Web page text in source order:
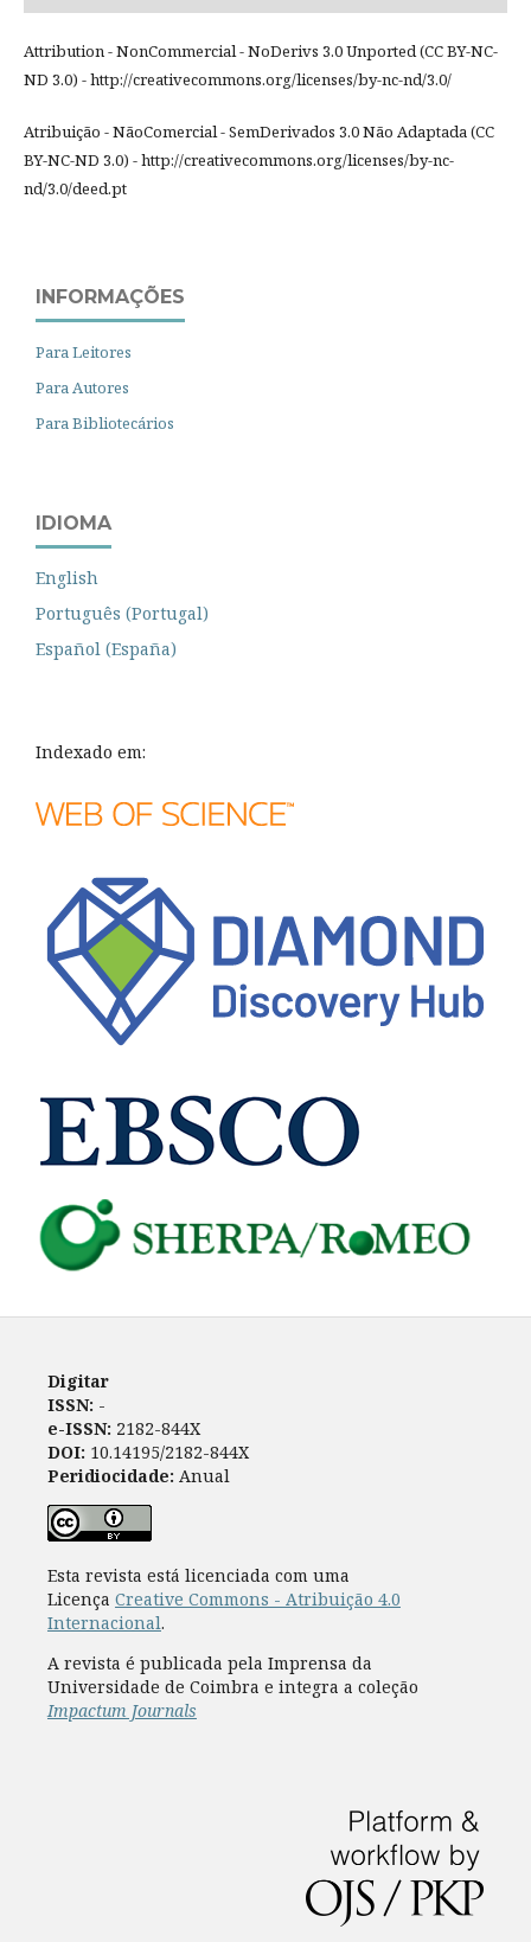
Attribution - NonCommercial - NoDerivs 3.0 Unported (CC BY-NC-
ND 3.0) - http://creativecommons.org/licenses/by-nc-nd/3.0/
Atribuição - NãoComercial - SemDerivados 3.0 Não Adaptada (CC
BY-NC-ND 3.0) - http://creativecommons.org/licenses/by-nc-
nd/3.0/deed.pt
INFORMAÇÕES
Para Leitores
Para Autores
Para Bibliotecários
IDIOMA
English
Português (Portugal)
Español (España)
Indexado em:
Digitar
ISSN: -
e-ISSN: 2182-844X
DOI: 10.14195/2182-844X
Peridiocidade: Anual
Esta revista está licenciada com uma
Licença Creative Commons - Atribuição 4.0
Internacional.
A revista é publicada pela Imprensa da
Universidade de Coimbra e integra a coleção
Impactum Journals